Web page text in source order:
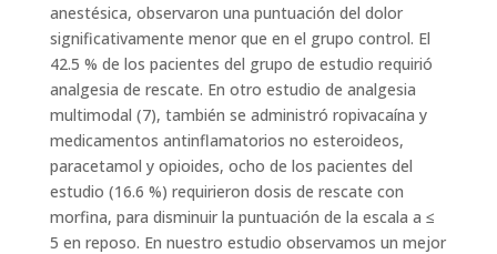
anestésica, observaron una puntuación del dolor
significativamente menor que en el grupo control. El
42.5 % de los pacientes del grupo de estudio requirió
analgesia de rescate. En otro estudio de analgesia
multimodal (7), también se administró ropivacaína y
medicamentos antinflamatorios no esteroideos,
paracetamol y opioides, ocho de los pacientes del
estudio (16.6 %) requirieron dosis de rescate con
morfina, para disminuir la puntuación de la escala a ≤
5 en reposo. En nuestro estudio observamos un mejor